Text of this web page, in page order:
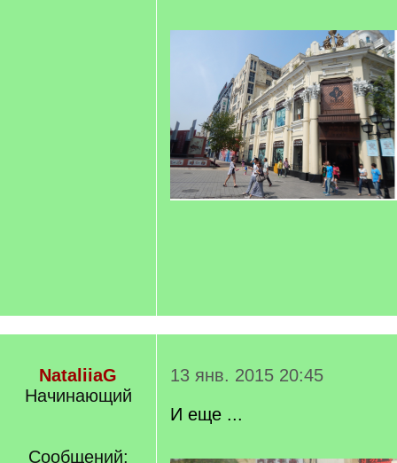
NataliiaG
Начинающий
Сообщений:
13 янв. 2015 20:45
И еще ...